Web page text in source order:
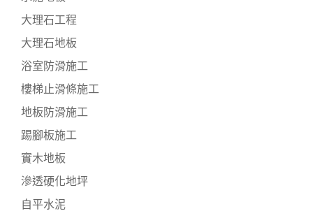
大理石工程
大理石地板
浴室防滑施工
樓梯止滑條施工
地板防滑施工
踢腳板施工
實木地板
滲透硬化地坪
自平水泥